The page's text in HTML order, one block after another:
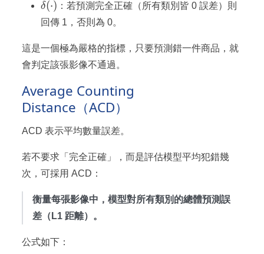
\delta(\cdot)
δ(⋅) ：若預測完全正確（所有類別皆 0 誤差）則
回傳 1，否則為 0。
這是一個極為嚴格的指標，只要預測錯一件商品，就
會判定該張影像不通過。
Average Counting
Distance（ACD）
ACD 表示平均數量誤差。
若不要求「完全正確」，而是評估模型平均犯錯幾
次，可採用 ACD：
衡量每張影像中，模型對所有類別的總體預測誤
差（L1 距離）。
公式如下：